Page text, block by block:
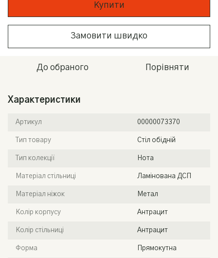
Купити
Замовити швидко
До обраного Порівняти
Характеристики
Артикул 00000073370
Тип товару Стіл обідній
Тип колекції Нота
Матеріал стільниці Ламінована ДСП
Матеріал ніжок Метал
Колір корпусу Антрацит
Колір стільниці Антрацит
Форма Прямокутна